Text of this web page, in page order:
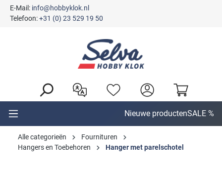
E-Mail: info@hobbyklok.nl
Telefoon:+31 (0) 23 529 19 50
Nieuwe productenSALE %
Alle categorieën
Fournituren
Hangers en Toebehoren
Hanger met parelschotel